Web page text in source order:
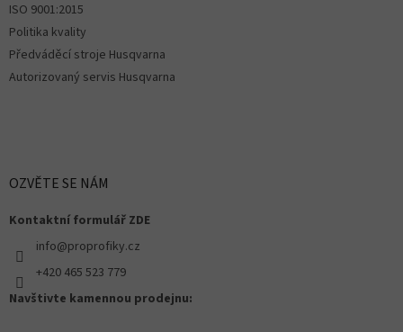
ISO 9001:2015
Politika kvality
Předváděcí stroje Husqvarna
Autorizovaný servis Husqvarna
OZVĚTE SE NÁM
Kontaktní formulář ZDE
info@proprofiky.cz
+420 465 523 779
Navštivte kamennou prodejnu: